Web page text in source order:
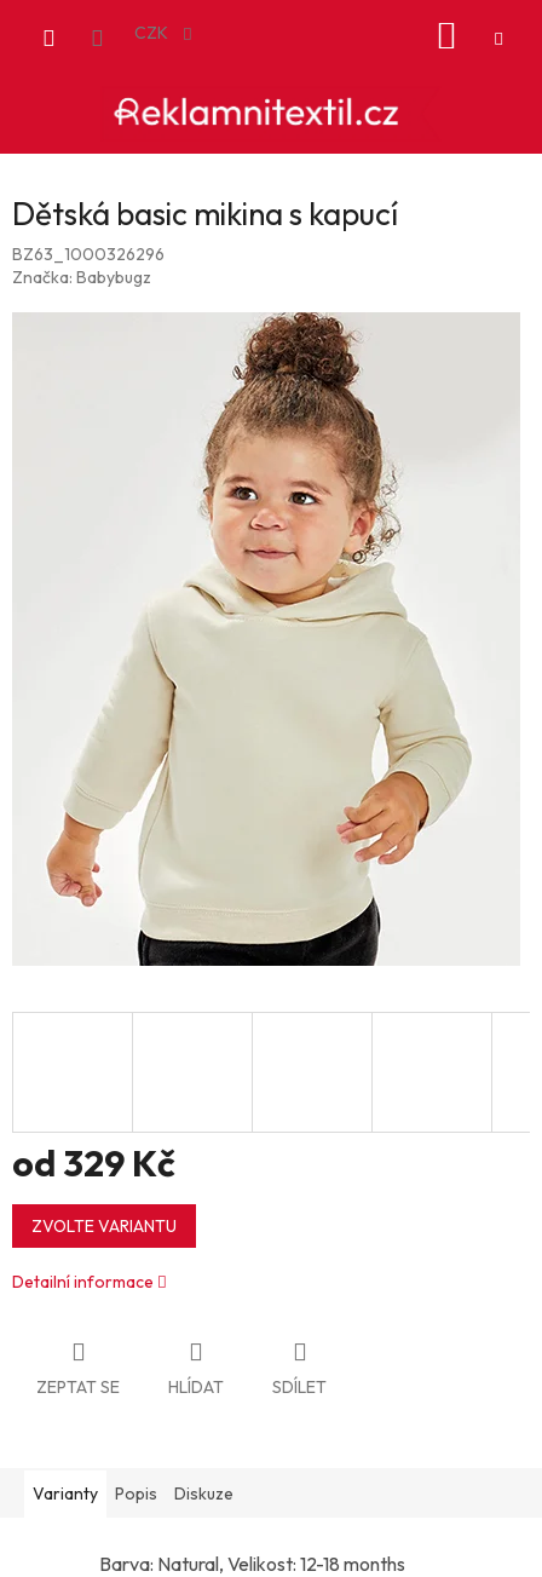
CZK
Dětská basic mikina s kapucí
BZ63_1000326296
Značka: Babybugz
od 329 Kč
Měrná
cena:
ZVOLTE VARIANTU
Detailní informace
ZEPTAT SE HLÍDAT SDÍLET
Varianty Popis Diskuze
Barva: Natural, Velikost: 12-18 months